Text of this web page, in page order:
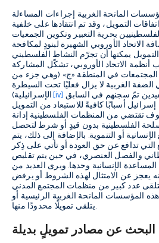
المانحة الغربية إجراءات المساءلة
التمويل، وقد تم انتقادها على خلفية
الاتحاد الأوروبي الشهيرة لبنودٍ لمكافحة
يمكنها أن تجرّم النشاط الفلسطيني
أنظمة الاتحاد الأوروبي، تشكّل المشاركة
المجتمعات في المنطقة «ج» (وهي جزء من
الغربية لا يزال فعليًا تحت السيطرة
الإسرائيلية)[iv]
تقتضي من المنظمات الفلسطينية إدانة
الفلسطينية بدون قيدٍ أو شرط لتحصل
أو التنموية. بالإضافة إلى ذلك، يتم
تدافع عن حق العودة أو تأتي على ذِكر
والفصل العنصري، في حين يتم تقليص
الإنسانية وحدها. ويرى العديد من
يعجز عن الامتثال لهذه الشروط أو يرفض
عدد كبير من منظمات المجتمع المدني
المؤسسات المانحة الغربية الرئيسية أو
يتلقى تمويلًا محدودًا منها.
البحث عن مصادر تمويلٍ بديلة